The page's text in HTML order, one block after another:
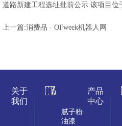
道路新建工程选址批前公示 该项目
上一篇:消费品 - OFweek机器人网
关于
我们
产品
中心
腻子粉
油漆